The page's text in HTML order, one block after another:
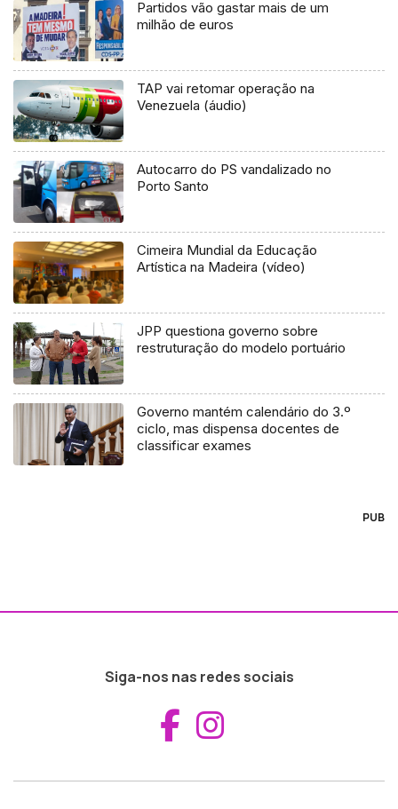
Partidos vão gastar mais de um
milhão de euros
TAP vai retomar operação na
Venezuela (áudio)
Autocarro do PS vandalizado no
Porto Santo
Cimeira Mundial da Educação
Artística na Madeira (vídeo)
JPP questiona governo sobre
restruturação do modelo portuário
Governo mantém calendário do 3.º
ciclo, mas dispensa docentes de
classificar exames
PUB
Siga-nos nas redes sociais
Aceder ao